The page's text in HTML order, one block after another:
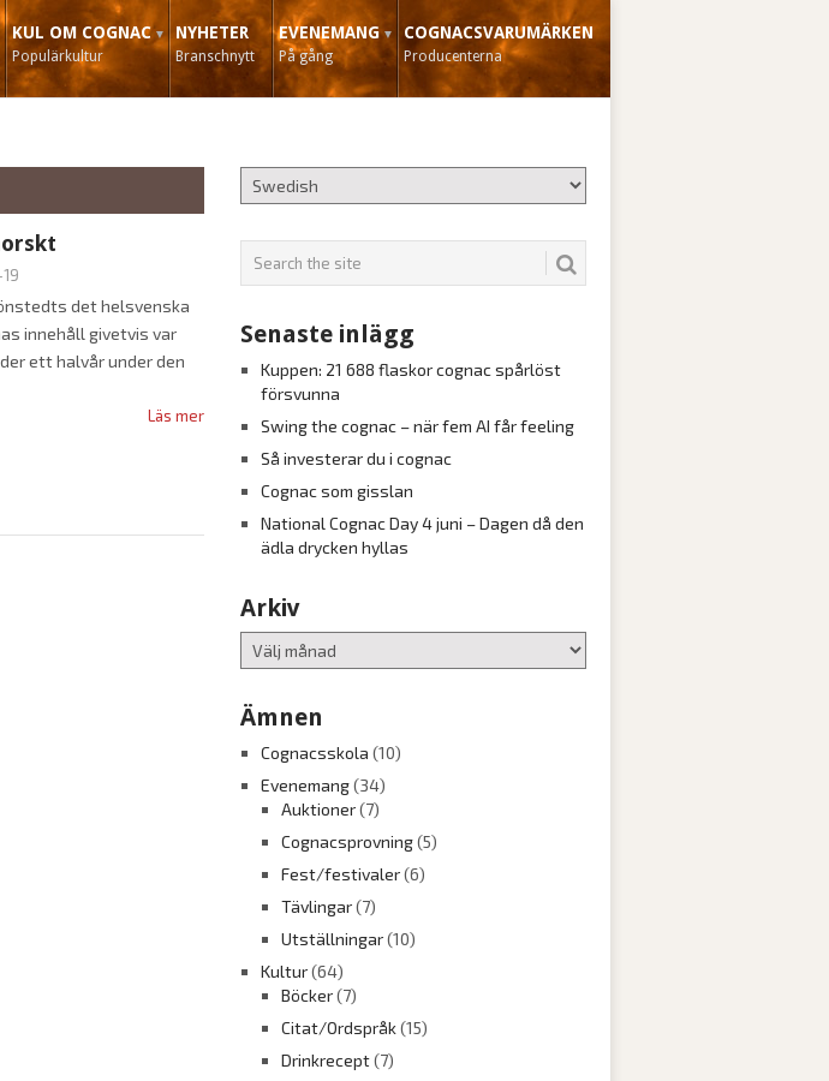
KUL OM COGNAC
Populärkultur
NYHETER
Branschnytt
EVENEMANG
På gång
COGNACSVARUMÄRKEN
Producenterna
det helsvenska
innehåll givetvis var
ett halvår under den
Läs mer
Senaste inlägg
Kuppen: 21 688 flaskor cognac spårlöst
försvunna
Swing the cognac – när fem AI får feeling
Så investerar du i cognac
Cognac som gisslan
National Cognac Day 4 juni – Dagen då den
ädla drycken hyllas
Arkiv
Arkiv
Ämnen
Cognacsskola (10)
Evenemang(34)
Auktioner(7)
Cognacsprovning(5)
Fest/festivaler(6)
Tävlingar(7)
Utställningar(10)
Kultur(64)
Böcker(7)
Citat/Ordspråk(15)
Drinkrecept(7)